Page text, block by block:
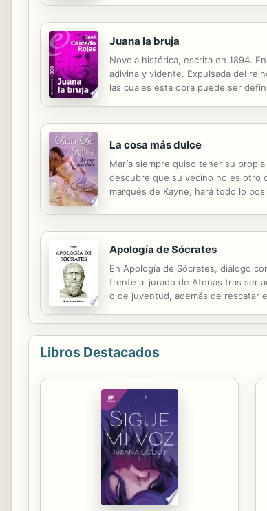
Juana la bruja
Novela histórica, escrita en 1894.
adivina y vidente. Expulsada del
las cuales esta obra puede ser
La cosa más dulce
María siempre quiso tener su
descubre que su vecino no es otro
marqués de Kayne, hará todo lo
Apología de Sócrates
En Apología de Sócrates, diálogo
frente al jurado de Atenas tras ser
o de juventud, además de rescatar
Libros Destacados